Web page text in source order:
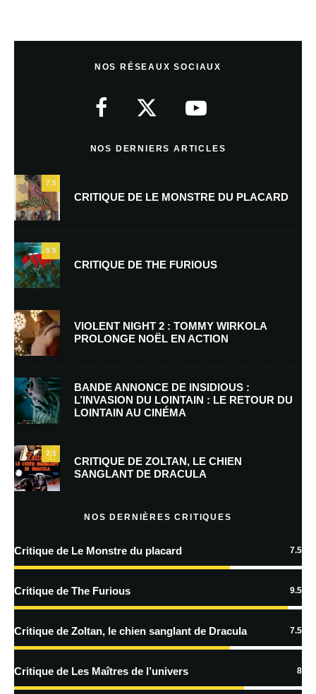
NOS RÉSEAUX SOCIAUX
NOS DERNIERS ARTICLES
7.5
CRITIQUE DE LE MONSTRE DU PLACARD
9.5
CRITIQUE DE THE FURIOUS
VIOLENT NIGHT 2 : TOMMY WIRKOLA
PROLONGE NOËL EN ACTION
BANDE ANNONCE DE INSIDIOUS :
L’INVASION DU LOINTAIN : LE RETOUR DU
LOINTAIN AU CINÉMA
7.5
CRITIQUE DE ZOLTAN, LE CHIEN
SANGLANT DE DRACULA
NOS DERNIÈRES CRITIQUES
Critique de Le Monstre du placard 7.5
Critique de The Furious 9.5
Critique de Zoltan, le chien sanglant de Dracula 7.5
Critique de Les Maîtres de l’univers 8